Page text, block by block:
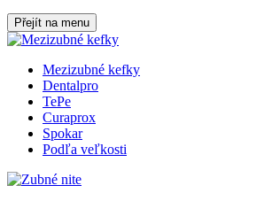
Přejít na menu
Mezizubné kefky
Dentalpro
TePe
Curaprox
Spokar
Podľa veľkosti